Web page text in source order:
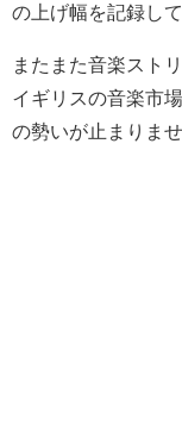
の上げ幅を記録して
またまた音楽スト
イギリスの音楽市
の勢いが止まりませ